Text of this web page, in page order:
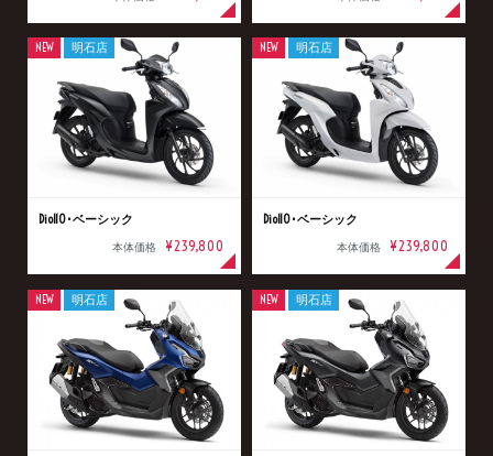
Dio110･ベーシック
本体価格 ¥239,800
NEW 明石店
Dio110･ベーシック
本体価格 ¥239,800
NEW 明石店
NEW 明石店 NEW 明石店